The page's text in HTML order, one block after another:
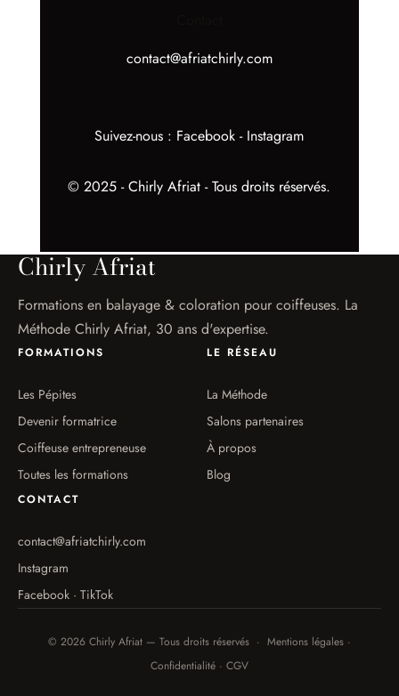
contact@afriatchirly.com
Suivez-nous : Facebook - Instagram
© 2025 - Chirly Afriat - Tous droits réservés.
Chirly Afriat
Formations en balayage & coloration pour coiffeuses. La
Méthode Chirly Afriat, 30 ans d'expertise.
FORMATIONS
Les Pépites
Devenir formatrice
Coiffeuse entrepreneuse
Toutes les formations
LE RÉSEAU
La Méthode
Salons partenaires
À propos
Blog
CONTACT
contact@afriatchirly.com
Instagram
Facebook · TikTok
© 2026 Chirly Afriat — Tous droits réservés · Mentions légales ·
Confidentialité · CGV